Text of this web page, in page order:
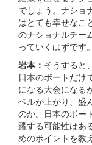
でしょう。ナショ
はとても幸せなこ
のナショナルチー
っていくはずです。
岩本： そうすると
日本のボートだけ
になる大会になる
ベルが上がり、盛
のか。日本のボー
躍する可能性はあ
めのポイントを教